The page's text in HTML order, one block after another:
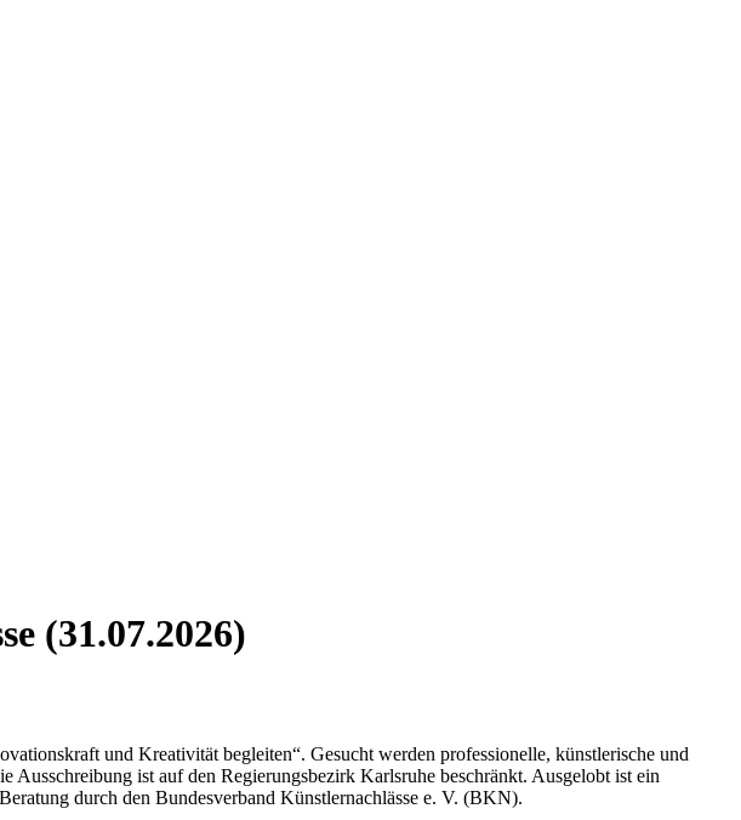
(31.07.2026)
und Kreativität begleiten“. Gesucht werden professionelle, künstlerische und
ist auf den Regierungsbezirk Karlsruhe beschränkt. Ausgelobt ist ein
durch den Bundesverband Künstlernachlässe e. V. (BKN).